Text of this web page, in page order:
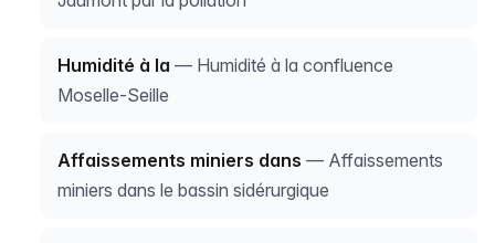
Humidité à la — Humidité à la confluence
Moselle-Seille
Affaissements miniers dans — Affaissements
miniers dans le bassin sidérurgique